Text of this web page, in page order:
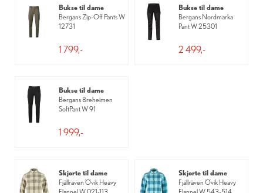
Bukse til dame
Bergans Zip-Off Pants W
12731
1 799,-
Bukse til dame
Bergans Nordmarka
Pant W 25301
2 499,-
Bukse til dame
Bergans Breheimen
SoftPant W 91
1 999,-
Skjorte til dame
Fjällräven Övik Heavy
Skjorte til dame
Fjällräven Övik Heavy